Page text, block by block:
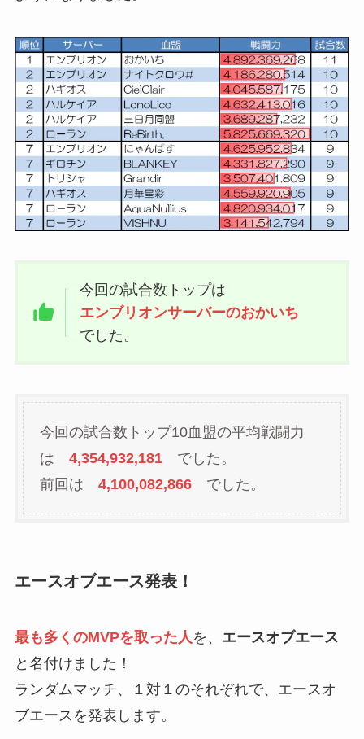
今回の試合数トップは
エンブリオンサーバーのおかいち
でした。
今回の試合数トップ10血盟の平均戦闘力
は 4,354,932,181でした。
前回は 4,100,082,866でした。
エースオブエース発表！
最も多くのMVPを取った人を、 エースオブエース
と名付けました！
ランダムマッチ、１対１のそれぞれで、エースオ
ブエースを発表します。